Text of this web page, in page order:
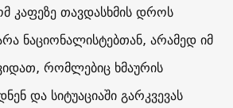
კაფეზე თავდასხმის დროს
ნაციონალისტებთან, არამედ იმ
რომლებიც ხმაურის
და სიტუაციაში გარკვევას